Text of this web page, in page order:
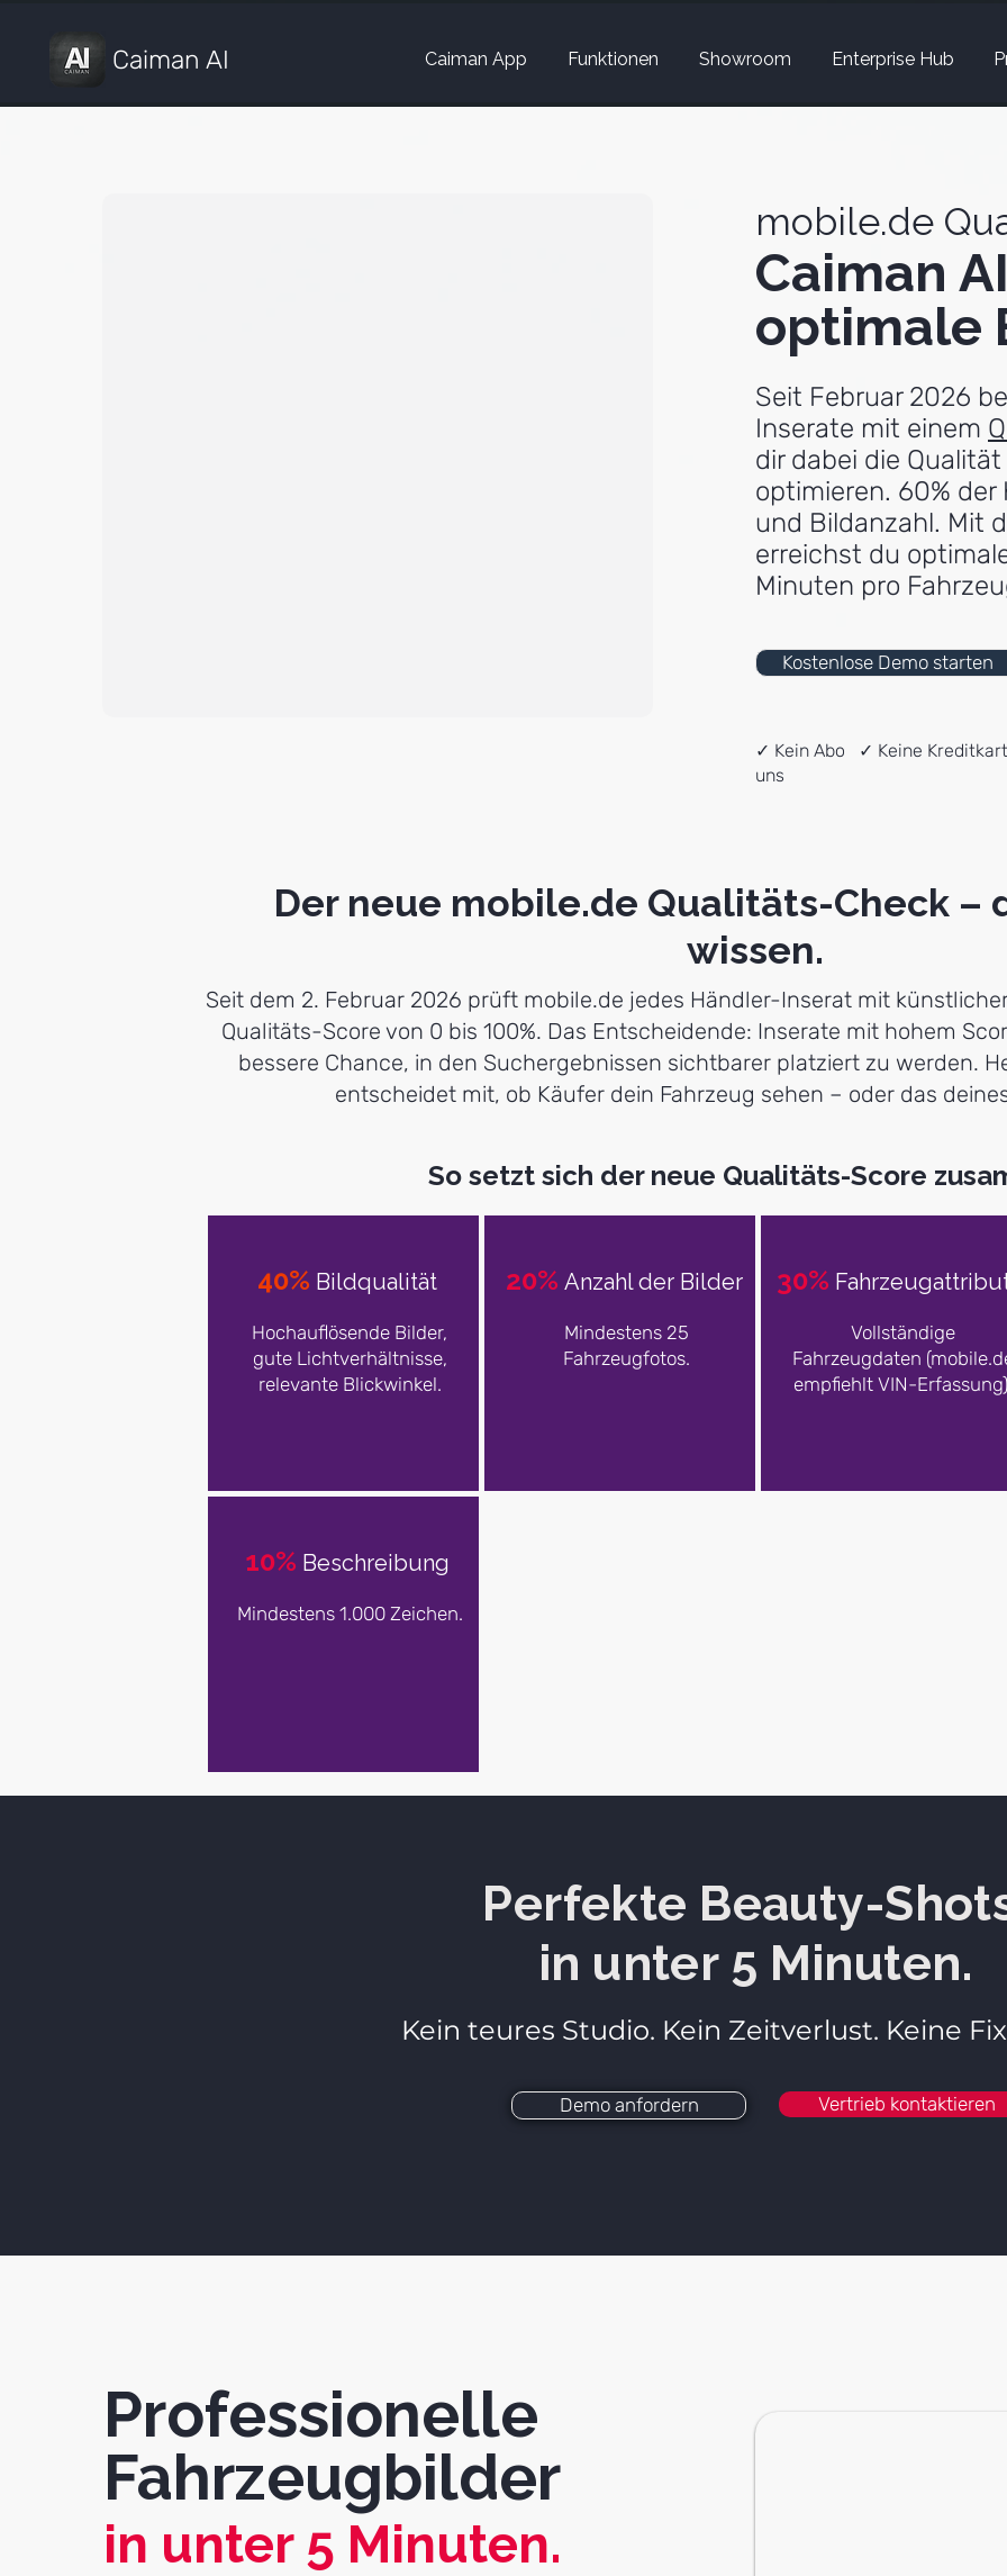
Caiman AI Caiman App Funktionen Showroom Enterprise Hub
mobile.de
Caiman
optimale
Seit Februar 2026
Inserate mit einem
dir dabei die
optimieren. 60%
und Bildanzahl. Mit
erreichst du
Minuten pro
Kostenlose Demo starten
✓ Kein Abo ✓ Keine
uns
Der neue mobile.de Qualitäts-Check –
wissen.
Seit dem 2. Februar 2026 prüft mobile.de jedes Händler-Inserat mit
Qualitäts-Score von 0 bis 100%. Das Entscheidende: Inserate mit hohem
bessere Chance, in den Suchergebnissen sichtbarer platziert zu werden.
entscheidet mit, ob Käufer dein Fahrzeug sehen – oder das
So setzt sich der neue Qualitäts-Score
40% Bildqualität
Hochauflösende Bilder,
gute Lichtverhältnisse,
relevante Blickwinkel.
20% Anzahl der Bilder
Mindestens 25
Fahrzeugfotos.
30%
Vollständige
Fahrzeugdaten
empfiehlt VIN-
10% Beschreibung
Mindestens 1.000 Zeichen.
Perfekte Beauty-
in unter 5 Minuten.
Kein teures Studio. Kein Zeitverlust. Keine
Demo anfordern Vertrieb kontaktieren
Professionelle
Fahrzeugbilder
in unter 5 Minuten.